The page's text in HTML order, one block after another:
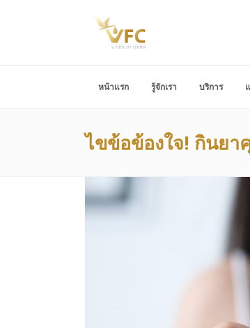
หน้าแรก รู้จักเรา บริการ
ไขข้อข้องใจ! กินยา